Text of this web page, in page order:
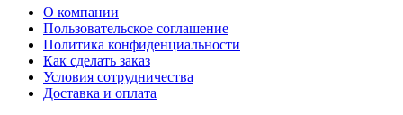
О компании
Пользовательское соглашение
Политика конфиденциальности
Как сделать заказ
Условия сотрудничества
Доставка и оплата